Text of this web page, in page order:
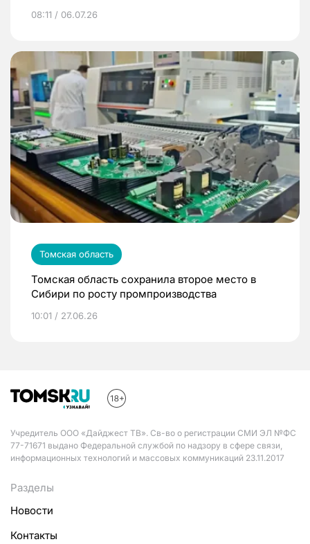
08:11 / 06.07.26
Томская область
Томская область сохранила второе место в
Сибири по росту промпроизводства
10:01 / 27.06.26
Учредитель ООО «Дайджест ТВ». Св-во о регистрации СМИ ЭЛ №ФС
77-71671 выдано Федеральной службой по надзору в сфере связи,
информационных технологий и массовых коммуникаций 23.11.2017
Разделы
Новости
Контакты